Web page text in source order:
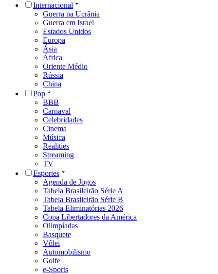
Internacional
Guerra na Ucrânia
Guerra em Israel
Estados Unidos
Europa
Ásia
África
Oriente Médio
Rússia
China
Pop
BBB
Carnaval
Celebridades
Cinema
Música
Realities
Streaming
TV
Esportes
Agenda de Jogos
Tabela Brasileirão Série A
Tabela Brasileirão Série B
Tabela Eliminatórias 2026
Copa Libertadores da América
Olimpíadas
Basquete
Vôlei
Automobilismo
Golfe
e-Sports